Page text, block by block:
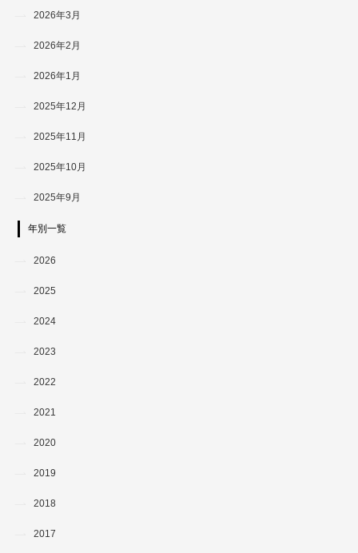
2026年3月
2026年2月
2026年1月
2025年12月
2025年11月
2025年10月
2025年9月
年別一覧
2026
2025
2024
2023
2022
2021
2020
2019
2018
2017